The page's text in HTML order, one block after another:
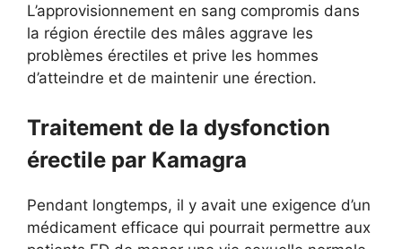
L’approvisionnement en sang compromis dans
la région érectile des mâles aggrave les
problèmes érectiles et prive les hommes
d’atteindre et de maintenir une érection.
Traitement de la dysfonction
érectile par Kamagra
Pendant longtemps, il y avait une exigence d’un
médicament efficace qui pourrait permettre aux